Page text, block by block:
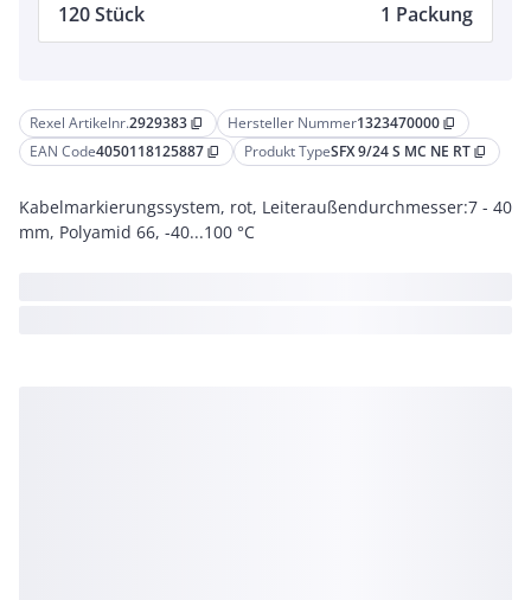
Rexel Artikelnr.2929383 content_copy Hersteller Nummer1323470000 content_copy
EAN Code4050118125887 content_copy Produkt TypeSFX 9/24 S MC NE RT content_copy
Kabelmarkierungssystem, rot, Leiteraußendurchmesser:7 - 40
mm, Polyamid 66, -40...100 °C
120 Stück 1 Packung